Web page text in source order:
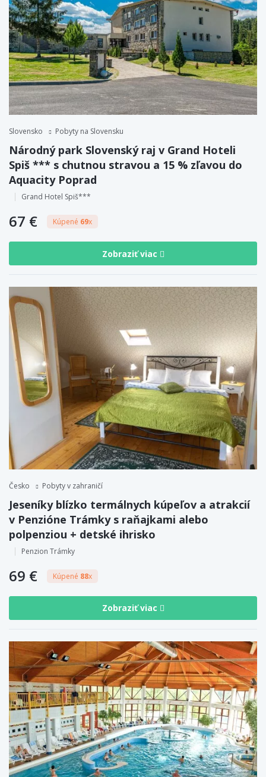
Slovensko Pobyty na Slovensku
Národný park Slovenský raj v Grand Hoteli
Spiš *** s chutnou stravou a 15 % zľavou do
Aquacity Poprad
Grand Hotel Spiš***
67 € Kúpené 69x
Zobraziť viac
Česko Pobyty v zahraničí
Jeseníky blízko termálnych kúpeľov a atrakcií
v Penzióne Trámky s raňajkami alebo
polpenziou + detské ihrisko
Penzion Trámky
69 € Kúpené 88x
Zobraziť viac